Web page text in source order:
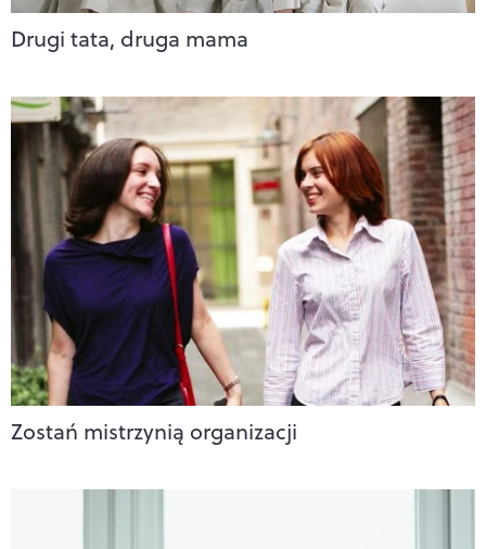
Drugi tata, druga mama
Zostań mistrzynią organizacji